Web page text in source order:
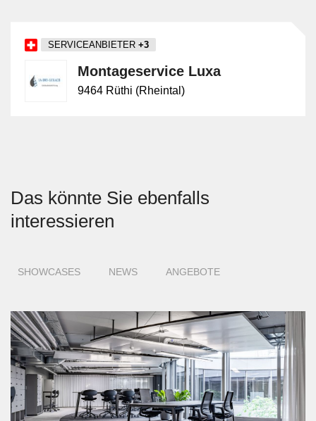
SERVICEANBIETER +3
Montageservice Luxa
9464 Rüthi (Rheintal)
Das könnte Sie ebenfalls
interessieren
SHOWCASES NEWS ANGEBOTE